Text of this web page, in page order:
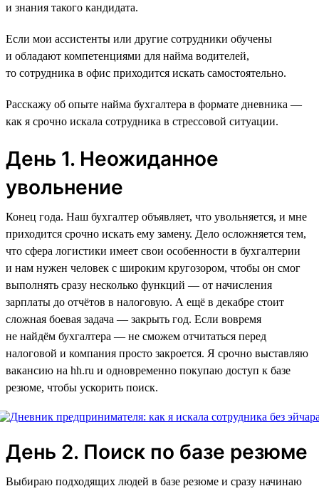
и знания такого кандидата.
Если мои ассистенты или другие сотрудники обучены
и обладают компетенциями для найма водителей,
то сотрудника в офис приходится искать самостоятельно.
Расскажу об опыте найма бухгалтера в формате дневника —
как я срочно искала сотрудника в стрессовой ситуации.
День 1. Неожиданное
увольнение
Конец года. Наш бухгалтер объявляет, что увольняется, и мне
приходится срочно искать ему замену. Дело осложняется тем,
что сфера логистики имеет свои особенности в бухгалтерии
и нам нужен человек с широким кругозором, чтобы он смог
выполнять сразу несколько функций — от начисления
зарплаты до отчётов в налоговую. А ещё в декабре стоит
сложная боевая задача — закрыть год. Если вовремя
не найдём бухгалтера — не сможем отчитаться перед
налоговой и компания просто закроется. Я срочно выставляю
вакансию на hh.ru и одновременно покупаю доступ к базе
резюме, чтобы ускорить поиск.
День 2. Поиск по базе резюме
Выбираю подходящих людей в базе резюме и сразу начинаю